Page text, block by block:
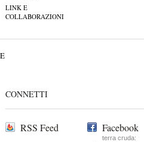
LINK E
COLLABORAZIONI
CONNETTI
RSS Feed Facebook
terra cruda: